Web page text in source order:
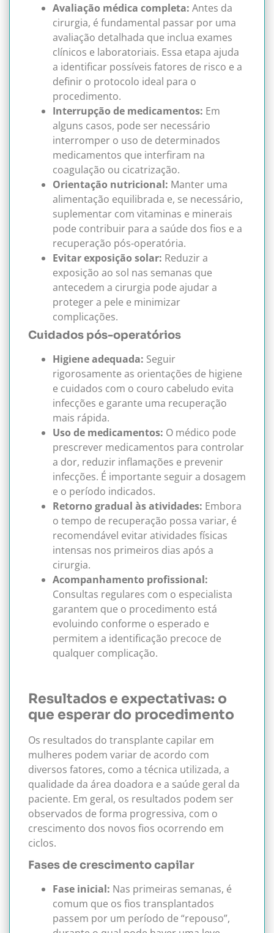
Avaliação médica completa: Antes da
cirurgia, é fundamental passar por uma
avaliação detalhada que inclua exames
clínicos e laboratoriais. Essa etapa ajuda
a identificar possíveis fatores de risco e a
definir o protocolo ideal para o
procedimento.
Interrupção de medicamentos: Em
alguns casos, pode ser necessário
interromper o uso de determinados
medicamentos que interfiram na
coagulação ou cicatrização.
Orientação nutricional: Manter uma
alimentação equilibrada e, se necessário,
suplementar com vitaminas e minerais
pode contribuir para a saúde dos fios e a
recuperação pós-operatória.
Evitar exposição solar: Reduzir a
exposição ao sol nas semanas que
antecedem a cirurgia pode ajudar a
proteger a pele e minimizar
complicações.
Cuidados pós-operatórios
Higiene adequada: Seguir
rigorosamente as orientações de higiene
e cuidados com o couro cabeludo evita
infecções e garante uma recuperação
mais rápida.
Uso de medicamentos: O médico pode
prescrever medicamentos para controlar
a dor, reduzir inflamações e prevenir
infecções. É importante seguir a dosagem
e o período indicados.
Retorno gradual às atividades: Embora
o tempo de recuperação possa variar, é
recomendável evitar atividades físicas
intensas nos primeiros dias após a
cirurgia.
Acompanhamento profissional:
Consultas regulares com o especialista
garantem que o procedimento está
evoluindo conforme o esperado e
permitem a identificação precoce de
qualquer complicação.
Resultados e expectativas: o
que esperar do procedimento
Os resultados do transplante capilar em
mulheres podem variar de acordo com
diversos fatores, como a técnica utilizada, a
qualidade da área doadora e a saúde geral da
paciente. Em geral, os resultados podem ser
observados de forma progressiva, com o
crescimento dos novos fios ocorrendo em
ciclos.
Fases de crescimento capilar
Fase inicial: Nas primeiras semanas, é
comum que os fios transplantados
passem por um período de “repouso”,